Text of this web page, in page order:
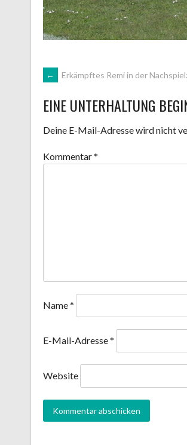
ARTIKEL-
NAVIGATION
← Erkämpftes Remi in der
EINE UNTERHALTUNG
Deine E-Mail-Adresse wird nicht
Kommentar*
Name*
E-Mail-Adresse*
Website